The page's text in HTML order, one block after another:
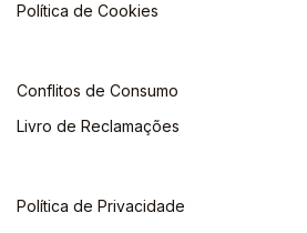
Política de Cookies
Conflitos de Consumo
Livro de Reclamações
Política de Privacidade